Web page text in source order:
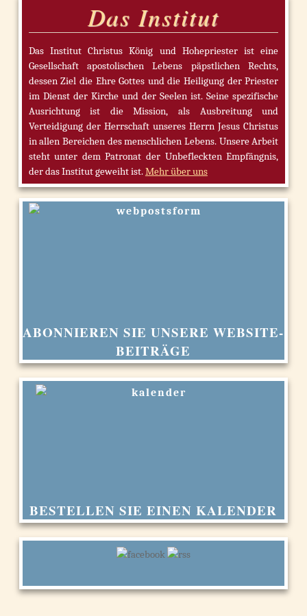
Das Institut
Das Institut Christus König und Hohepriester ist eine
Gesellschaft apostolischen Lebens päpstlichen Rechts,
dessen Ziel die Ehre Gottes und die Heiligung der Priester
im Dienst der Kirche und der Seelen ist. Seine spezifische
Ausrichtung ist die Mission, als Ausbreitung und
Verteidigung der Herrschaft unseres Herrn Jesus Christus
in allen Bereichen des menschlichen Lebens. Unsere Arbeit
steht unter dem Patronat der Unbefleckten Empfängnis,
der das Institut geweiht ist.Mehr über uns
ABONNIEREN SIE UNSERE WEBSITE-
BEITRÄGE
BESTELLEN SIE EINEN KALENDER